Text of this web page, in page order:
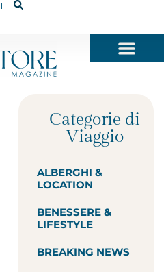
Categorie di
Viaggio
ALBERGHI &
LOCATION
BENESSERE &
LIFESTYLE
BREAKING NEWS